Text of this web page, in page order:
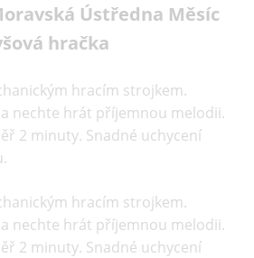
Ústředna Měsíc
hračka
hracím strojkem.
nechte hrát příjemnou melodii.
2 minuty. Snadné uchycení
hracím strojkem.
nechte hrát příjemnou melodii.
2 minuty. Snadné uchycení